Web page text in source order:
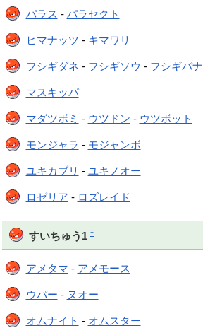
パラス - パラセクト
ヒマナッツ - キマワリ
フシギダネ - フシギソウ - フシギバナ
マスキッパ
マダツボミ - ウツドン - ウツボット
モンジャラ - モジャンボ
ユキカブリ - ユキノオー
ロゼリア - ロズレイド
すいちゅう1 †
アメタマ - アメモース
ウパー - ヌオー
オムナイト - オムスター